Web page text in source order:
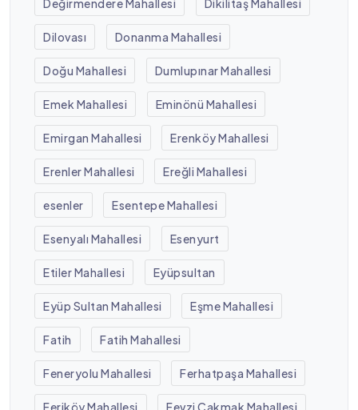
Dilovası Donanma Mahallesi
Doğu Mahallesi Dumlupınar Mahallesi
Emek Mahallesi Eminönü Mahallesi
Emirgan Mahallesi Erenköy Mahallesi
Erenler Mahallesi Ereğli Mahallesi
esenler Esentepe Mahallesi
Esenyalı Mahallesi Esenyurt
Etiler Mahallesi Eyüpsultan
Eyüp Sultan Mahallesi Eşme Mahallesi
Fatih Fatih Mahallesi
Feneryolu Mahallesi Ferhatpaşa Mahallesi
Feriköy Mahallesi Fevzi Çakmak Mahallesi